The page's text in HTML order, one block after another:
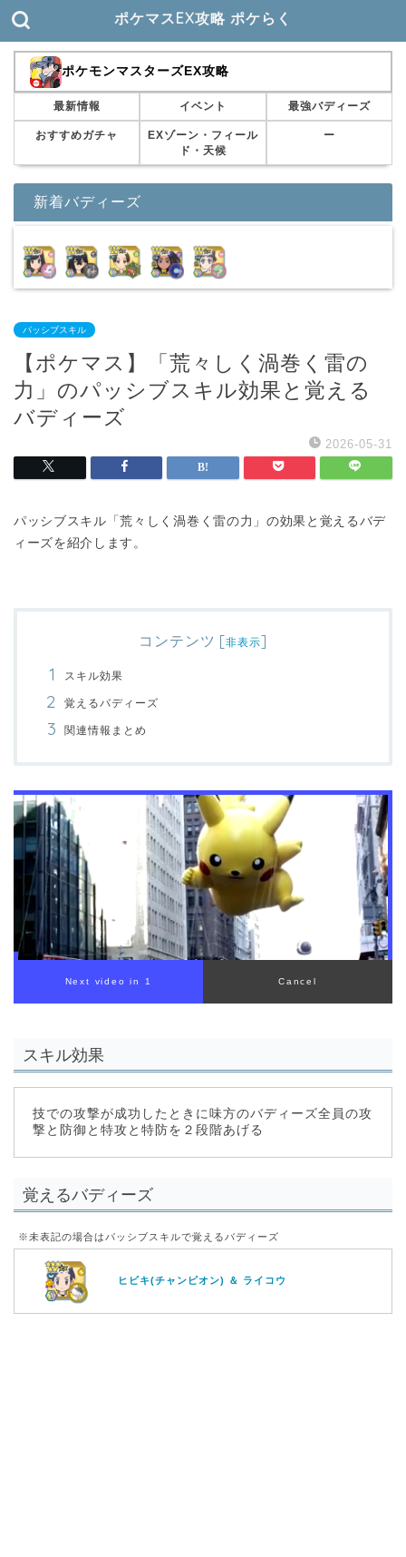
ポケマスEX攻略 ポケらく
ポケモンマスターズEX攻略
最新情報 イベント 最強バディーズ
おすすめガチャ
EXゾーン・フィール
ド・天候
ー
新着バディーズ
パッシブスキル
【ポケマス】「荒々しく渦巻く雷の
力」のパッシブスキル効果と覚える
バディーズ
2026-05-31
パッシブスキル「荒々しく渦巻く雷の力」の効果と覚えるバデ
ィーズを紹介します。
コンテンツ [非表示]
スキル効果
覚えるバディーズ
関連情報まとめ
スキル効果
技での攻撃が成功したときに味方のバディーズ全員の攻
撃と防御と特攻と特防を２段階あげる
覚えるバディーズ
※未表記の場合は パッシブスキルで覚えるバディーズ
ヒビキ(チャンピオン) ＆ ライコウ